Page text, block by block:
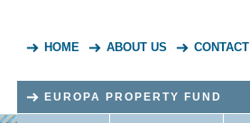
HOME ABOUT US CONTACT
EUROPA PROPERTY FUND